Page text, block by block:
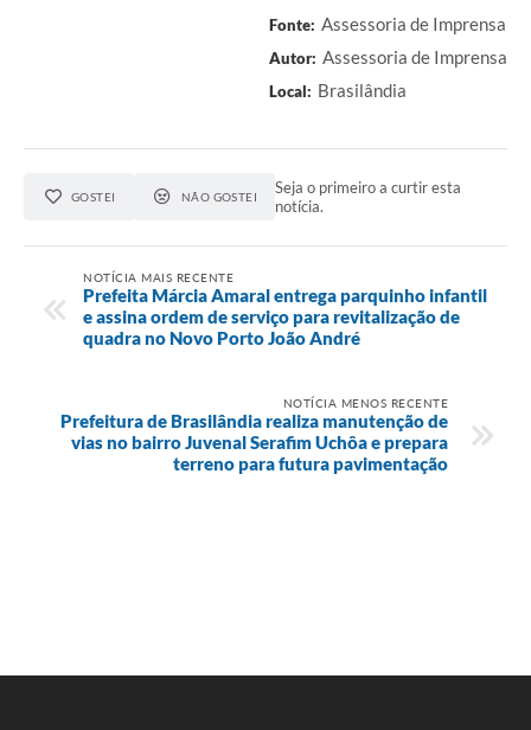
Fonte: Assessoria de Imprensa
Autor: Assessoria de Imprensa
Local: Brasilândia
GOSTEI NÃO GOSTEI
Seja o primeiro a curtir esta
notícia.
NOTÍCIA MAIS RECENTE
Prefeita Márcia Amaral entrega parquinho infantil
e assina ordem de serviço para revitalização de
quadra no Novo Porto João André
NOTÍCIA MENOS RECENTE
Prefeitura de Brasilândia realiza manutenção de
vias no bairro Juvenal Serafim Uchôa e prepara
terreno para futura pavimentação